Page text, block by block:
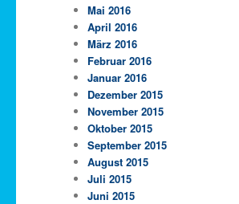
Mai 2016
April 2016
März 2016
Februar 2016
Januar 2016
Dezember 2015
November 2015
Oktober 2015
September 2015
August 2015
Juli 2015
Juni 2015